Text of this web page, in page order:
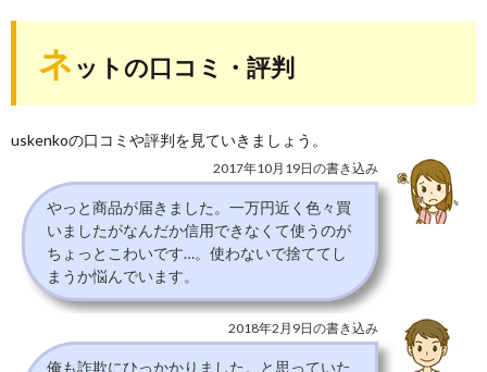
ネットの口コミ・評判
uskenkoの口コミや評判を見ていきましょう。
2017年10月19日の書き込み
やっと商品が届きました。一万円近く色々買
いましたがなんだか信用できなくて使うのが
ちょっとこわいです…。使わないで捨ててし
まうか悩んでいます。
2018年2月9日の書き込み
俺も詐欺にひっかかりました。と思っていた